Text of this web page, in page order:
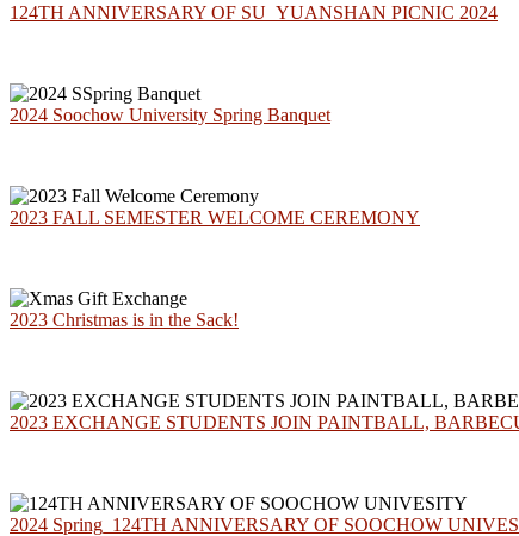
124TH ANNIVERSARY OF SU_YUANSHAN PICNIC 2024
2024 Soochow University Spring Banquet
2023 FALL SEMESTER WELCOME CEREMONY
2023 Christmas is in the Sack!
2023 EXCHANGE STUDENTS JOIN PAINTBALL,
2024 Spring_124TH ANNIVERSARY OF SOOCHOW